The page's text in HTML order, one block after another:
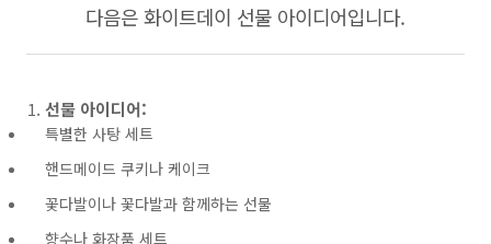
다음은 화이트데이 선물 아이디어입니다.
선물 아이디어:
특별한 사탕 세트
핸드메이드 쿠키나 케이크
꽃다발이나 꽃다발과 함께하는 선물
향수나 화장품 세트